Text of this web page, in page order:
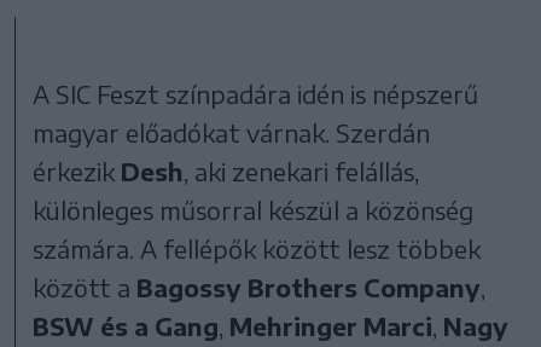
A SIC Feszt színpadára idén is népszerű
magyar előadókat várnak. Szerdán
érkezik Desh , aki zenekari felállás,
különleges műsorral készül a közönség
számára. A fellépők között lesz többek
között a Bagossy Brothers Company
BSW és a Gang Mehringer Marci Nagy